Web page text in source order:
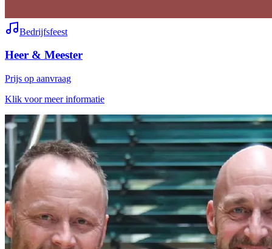
Bedrijfsfeest
Heer & Meester
Prijs op aanvraag
Klik voor meer informatie